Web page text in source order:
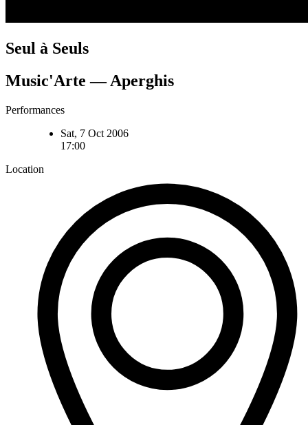
Seul à Seuls
Music'Arte — Aperghis
Performances
Sat, 7 Oct 2006
17:00
Location